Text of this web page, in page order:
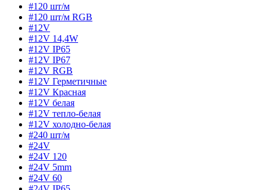
#120 шт/м
#120 шт/м RGB
#12V
#12V 14,4W
#12V IP65
#12V IP67
#12V RGB
#12V Герметичные
#12V Красная
#12V белая
#12V тепло-белая
#12V холодно-белая
#240 шт/м
#24V
#24V 120
#24V 5mm
#24V 60